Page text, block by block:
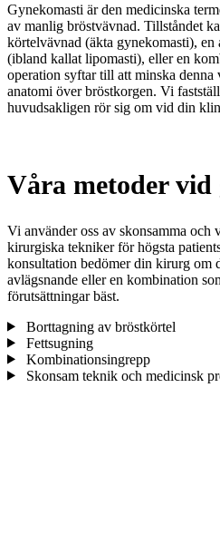
Gynekomasti är den medicinska
av manlig bröstvävnad. Tillståndet
körtelvävnad (äkta gynekomasti), en
(ibland kallat lipomasti), eller en
operation syftar till att minska
anatomi över bröstkorgen. Vi
huvudsakligen rör sig om vid din
Våra metoder vid
Vi använder oss av skonsamma och
kirurgiska tekniker för högsta
konsultation bedömer din kirurg om
avlägsnande eller en kombination
förutsättningar bäst.
Borttagning av bröstkörtel
Fettsugning
Kombinationsingrepp
Skonsam teknik och medicinsk